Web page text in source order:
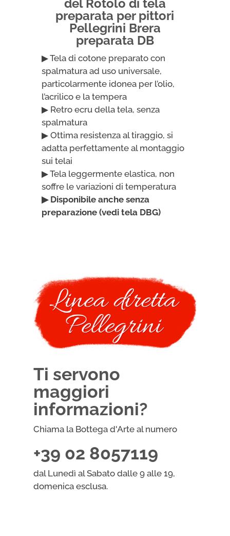
del Rotolo di tela
preparata per pittori
Pellegrini Brera
preparata DB
▶ Tela di cotone preparato con
spalmatura ad uso universale,
particolarmente idonea per l’olio,
l’acrilico e la tempera
▶ Retro ecru della tela, senza
spalmatura
▶ Ottima resistenza al tiraggio, si
adatta perfettamente al montaggio
sui telai
▶ Tela leggermente elastica, non
soffre le variazioni di temperatura
▶ Disponibile anche senza
preparazione (vedi tela DBG)
Ti servono
maggiori
informazioni?
Chiama la Bottega d'Arte al numero
+39 02 8057119
dal Lunedì al Sabato dalle 9 alle 19,
domenica esclusa.